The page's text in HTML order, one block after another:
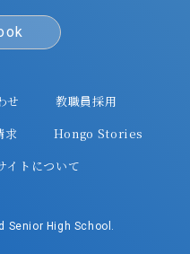
せ
教職員採用
求
Hongo Stories
イトについて
Senior High School.